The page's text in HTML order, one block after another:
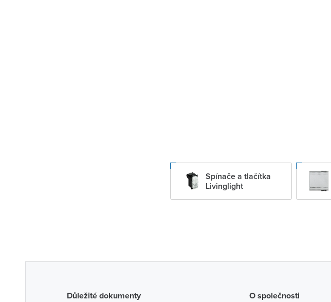
Spínače a tlačítka
Livinglight
Důležité dokumenty O společnosti